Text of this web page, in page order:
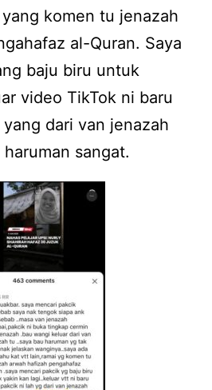
komen tu jenazah
al-Quran. Saya
baju biru untuk
video TikTok ni baru
dari van jenazah
sangat.